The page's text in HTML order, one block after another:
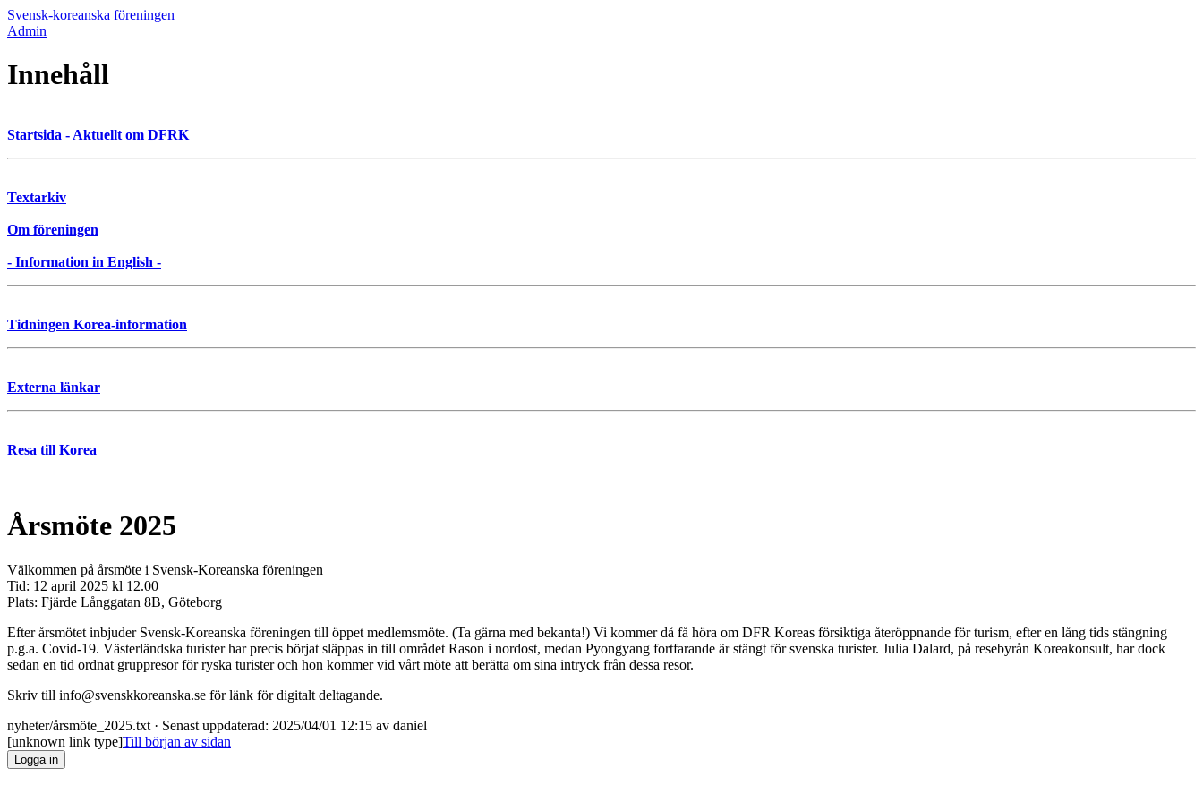
Svensk-koreanska föreningen
Admin
Innehåll
Startsida - Aktuellt om DFRK
Textarkiv
Om föreningen
- Information in English -
Tidningen Korea-information
Externa länkar
Resa till Korea
Årsmöte 2025
Välkommen på årsmöte i Svensk-Koreanska föreningen
Tid: 12 april 2025 kl 12.00
Plats: Fjärde Långgatan 8B, Göteborg
Efter årsmötet inbjuder Svensk-Koreanska föreningen till öppet medlemsmöte. (Ta gärna med bekanta!) Vi kommer då få höra om DFR Koreas försiktiga återöppnande för turism, efter en lång tids stängning
p.g.a. Covid-19. Västerländska turister har precis börjat släppas in till området Rason i nordost, medan Pyongyang fortfarande är stängt för svenska turister. Julia Dalard, på resebyrån Koreakonsult, har dock
sedan en tid ordnat gruppresor för ryska turister och hon kommer vid vårt möte att berätta om sina intryck från dessa resor.
Skriv till info@svenskkoreanska.se för länk för digitalt deltagande.
nyheter/årsmöte_2025.txt · Senast uppdaterad: 2025/04/01 12:15 av daniel
[unknown link type]Till början av sidan
Logga in